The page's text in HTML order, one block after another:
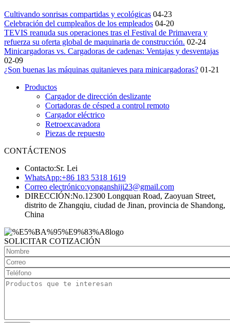
Cultivando sonrisas compartidas y ecológicas 04-23
Celebración del cumpleaños de los empleados 04-20
TEVIS reanuda sus operaciones tras el Festival de Primavera y
refuerza su oferta global de maquinaria de construcción. 02-24
Minicargadoras vs. Cargadoras de cadenas: Ventajas y desventajas
02-09
¿Son buenas las máquinas quitanieves para minicargadoras? 01-21
Productos
Cargador de dirección deslizante
Cortadoras de césped a control remoto
Cargador eléctrico
Retroexcavadora
Piezas de repuesto
CONTÁCTENOS
Contacto:Sr. Lei
WhatsApp:+86 183 5318 1619
Correo electrónico:yonganshiji23@gmail.com
DIRECCIÓN:No.12300 Longquan Road, Zaoyuan Street,
distrito de Zhangqiu, ciudad de Jinan, provincia de Shandong,
China
SOLICITAR COTIZACIÓN